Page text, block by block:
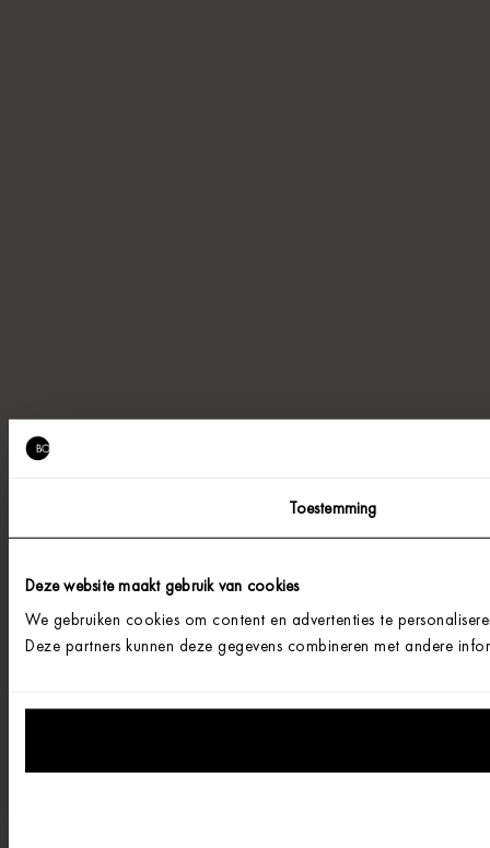
Toestemming
Deze website maakt gebruik van cookies
We gebruiken cookies om content en advertenties te
Deze partners kunnen deze gegevens combineren met andere